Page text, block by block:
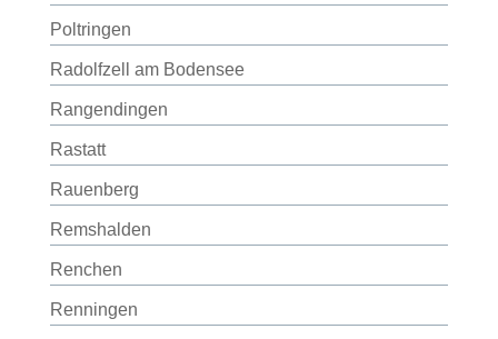
Poltringen
Radolfzell am Bodensee
Rangendingen
Rastatt
Rauenberg
Remshalden
Renchen
Renningen